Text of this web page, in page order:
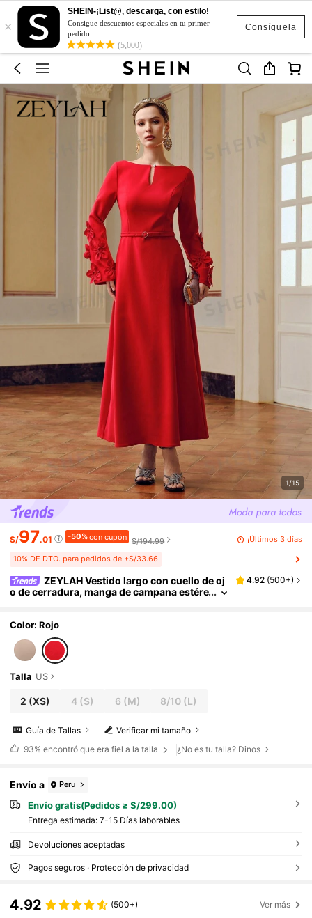
Consíguela
×
SHEIN-¡List@, descarga, con estilo!
Consigue descuentos especiales en tu primer
pedido
(5,000)
1/15
S/97.01 -50%con cupón S/194.99 ¡Últimos 3 días
10% DE DTO. para pedidos de +S/33.66
ZEYLAH Vestido largo con cuello de oj
o de cerradura, manga de campana estére
4.92 (500+)
Color: Rojo
Talla US
2 (XS) 4(S) 6 (M) 8/10 (L)
Verificar mi tamaño
Guía de Tallas
93% encontró que era fiel a la talla ¿No es tu talla? Dinos
Envío a Peru
Envío gratis(Pedidos ≥ S/299.00)
Entrega estimada: 7-15 Días laborables
Devoluciones aceptadas
Pagos seguros · Protección de privacidad
4.92 (500+) Ver más